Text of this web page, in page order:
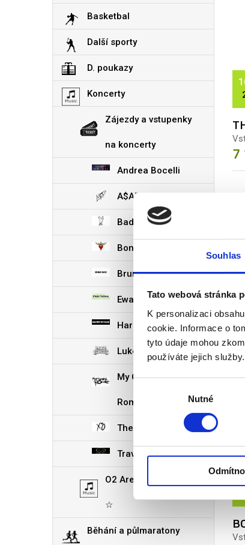
Souhlas
Tato webová stránka
K personalizaci
cookie. Informace o
tyto údaje mohou
používáte jejich služby.
souhlasu
Nutné
7
8
Basketbal
Další sporty
D. poukazy
Koncerty
Zájezdy a vstupenky
na koncerty
Andrea Bocelli
A$AP Rocky
Bad Bunny
Bon Jovi
Bruno Mars
Ewa Farna
Harry Styles
Luke Combs
My Chemical
Romance
The Weeknd
Travis Scott
O2 Arena Praha VIP
☆
Běhání a půlmaratony